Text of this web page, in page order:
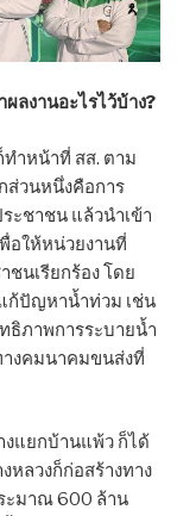
ลงานอะไรไว้บ้าง?
ทำหน้าที่ สส. ตาม
ส่วนหนึ่งคือการ
ะชาชน แล้วนำเข้า
อให้หน่วยงานที่
ชนเรียกร้อง โดย
ก้ปัญหาน้ำท่วม เช่น
ธิภาพการระบายน้ำ
างคมนาคมขนส่งที่
แยกบ้านแพ้ว ก็ได้
หลวงก็ก่อสร้างทาง
ะมาณ 600 ล้าน